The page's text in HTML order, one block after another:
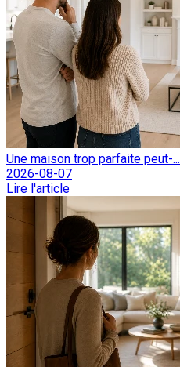
Une maison trop parfaite peut-...
2026-08-07
Lire l'article